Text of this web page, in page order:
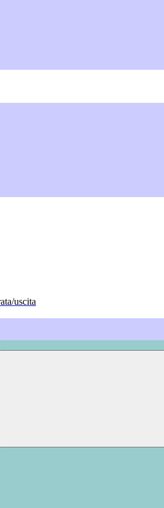
uscita